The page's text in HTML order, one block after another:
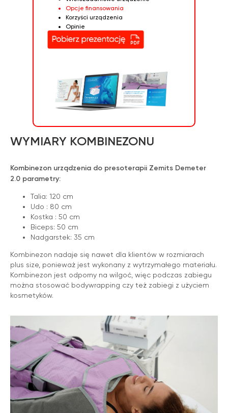
Opcje finansowania
Korzyści urządzenia
Opinie
WYMIARY KOMBINEZONU
Kombinezon urządzenia do presoterapii Zemits Demeter
2.0 parametry:
Talia: 120 cm
Udo : 80 cm
Kostka : 50 cm
Biceps: 50 cm
Nadgarstek: 35 cm
Kombinezon nadaje się nawet dla klientów w rozmiarach
plus size, ponieważ jest wykonany z wytrzymałego materiału.
Kombinezon jest odporny na wilgoć, więc podczas zabiegu
można stosować bodywrapping czy też zabiegi z użyciem
kosmetyków.
WIĘCEJ INFORMACJI NA
TEMAT ZEMITS DEMETER 2.0